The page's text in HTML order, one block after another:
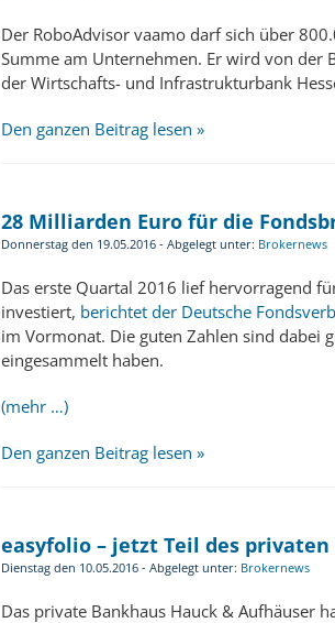
Der RoboAdvisor vaamo darf sich über
Summe am Unternehmen. Er wird von der
der Wirtschafts- und Infrastrukturbank
Den ganzen Beitrag lesen »
28 Milliarden Euro für die
Donnerstag den 19.05.2016 - Abgelegt unter: Brokernews
Das erste Quartal 2016 lief hervorragend
investiert, berichtet der Deutsche
im Vormonat. Die guten Zahlen sind dabei
eingesammelt haben.
(mehr …)
Den ganzen Beitrag lesen »
easyfolio – jetzt Teil des
Dienstag den 10.05.2016 - Abgelegt unter: Brokernews
Das private Bankhaus Hauck & Aufhäuser